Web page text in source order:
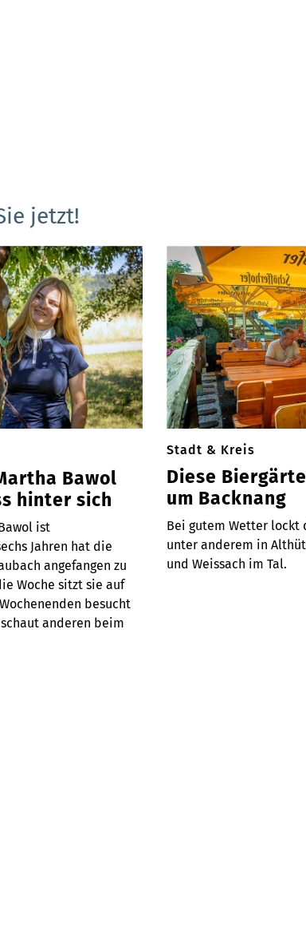
jetzt!
Bawol
hinter sich
ist
Jahren hat die
angefangen zu
Woche sitzt sie auf
besucht
anderen beim
Stadt & Kreis
Diese
um Backnang
Bei gutem Wetter lockt
unter anderem in
und Weissach im Tal.